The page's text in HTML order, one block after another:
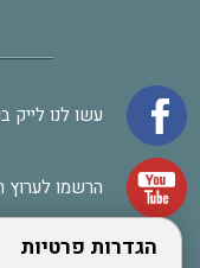
הגדרות פרטיות
עשו לנו לייק
הרשמו לערוץ